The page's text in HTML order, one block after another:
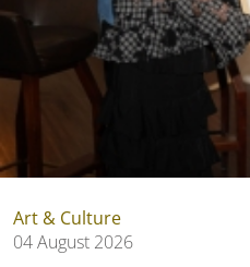
Art & Culture
04 August 2026